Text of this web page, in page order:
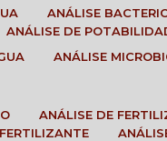
ANÁLISE
ANÁLISE DE
ANÁLISE
ANÁLISE DE